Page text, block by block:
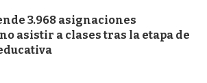
3.968 asignaciones
asistir a clases tras la etapa de